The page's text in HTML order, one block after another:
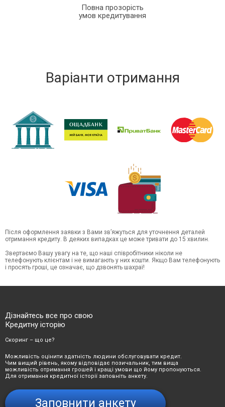
Повна прозорість
умов кредитування
Варіанти отримання
Після оформлення заявки з Вами зв’яжуться для уточнення деталей
отримання кредиту. В деяких випадках це може тривати до 15 хвилин.
Звертаємо Вашу увагу на те, що наші співробітники ніколи не
телефонують клієнтам і не вимагають у них кошти. Якщо Вам телефонують
і просять гроші, це означає, що дзвонять шахраї!
Дізнайтесь все про свою
Кредитну історію
Скоринг – що це?
Можливість оцінити здатність людини обслуговувати кредит.
Чим вищий рівень, якому відповідає позичальник, тим вища
можливість отримання грошей і кращі умови що йому пропонуються.
Для отримання кредитної історії заповніть анкету.
Заповнити анкету